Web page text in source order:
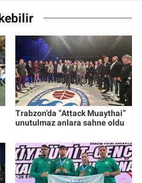
Trabzon’da “Attack Muaythai”
unutulmaz anlara sahne oldu